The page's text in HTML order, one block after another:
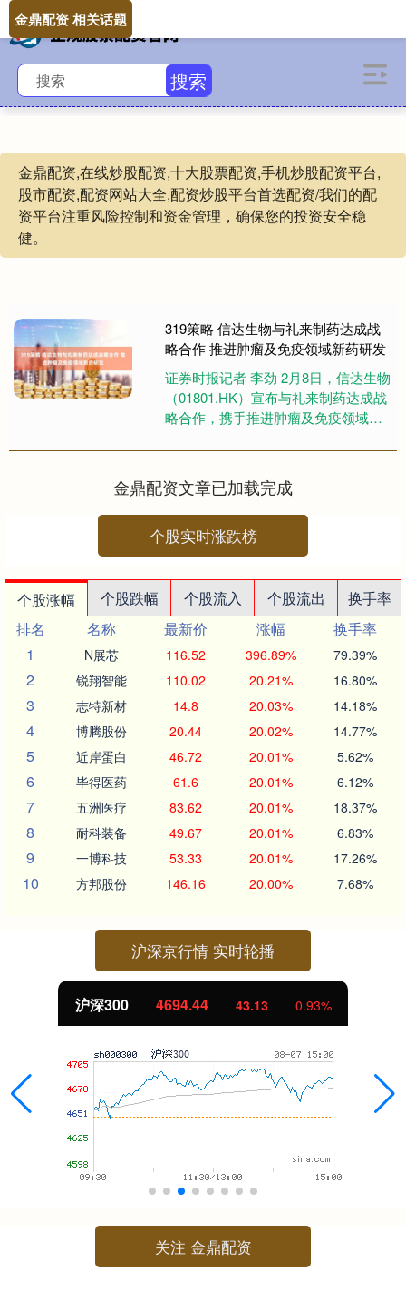
搜索
金鼎配资,在线炒股配资,十大股票配资,手机炒股配资平台,
股市配资,配资网站大全,配资炒股平台首选配资/我们的配
资平台注重风险控制和资金管理，确保您的投资安全稳
健。
金鼎配资 相关话题
319策略 信达生物与礼来制药达成战
略合作 推进肿瘤及免疫领域新药研发
证券时报记者 李劲 2月8日，信达生物
（01801.HK）宣布与礼来制药达成战
略合作，携手推进肿瘤及免疫领域创
第七次合作，进一步....
金鼎配资文章已加载完成
个股实时涨跌榜
个股涨幅 个股跌幅 个股流入 个股流出
换手率
排名
名称 最新价 涨幅
换手率
1
N展芯 116.52 396.89% 79.39%
2 锐翔智能 110.02 20.21% 16.80%
3 志特新材 14.8 20.03% 14.18%
4 博腾股份 20.44 20.02% 14.77%
5 近岸蛋白 46.72 20.01% 5.62%
6 毕得医药 61.6 20.01% 6.12%
7 五洲医疗 83.62 20.01% 18.37%
8 耐科装备 49.67 20.01% 6.83%
9 一博科技 53.33 20.01% 17.26%
10 方邦股份 146.16 20.00% 7.68%
沪深京行情 实时轮播
43.13 0.93% 北证50
关注 金鼎配资